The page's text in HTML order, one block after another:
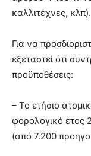
καλλιτέχνες, κλπ).
Για να
εξεταστεί ότι
προϋποθέσεις:
– Το ετήσιο
φορολογικό έτος
(από 7.200